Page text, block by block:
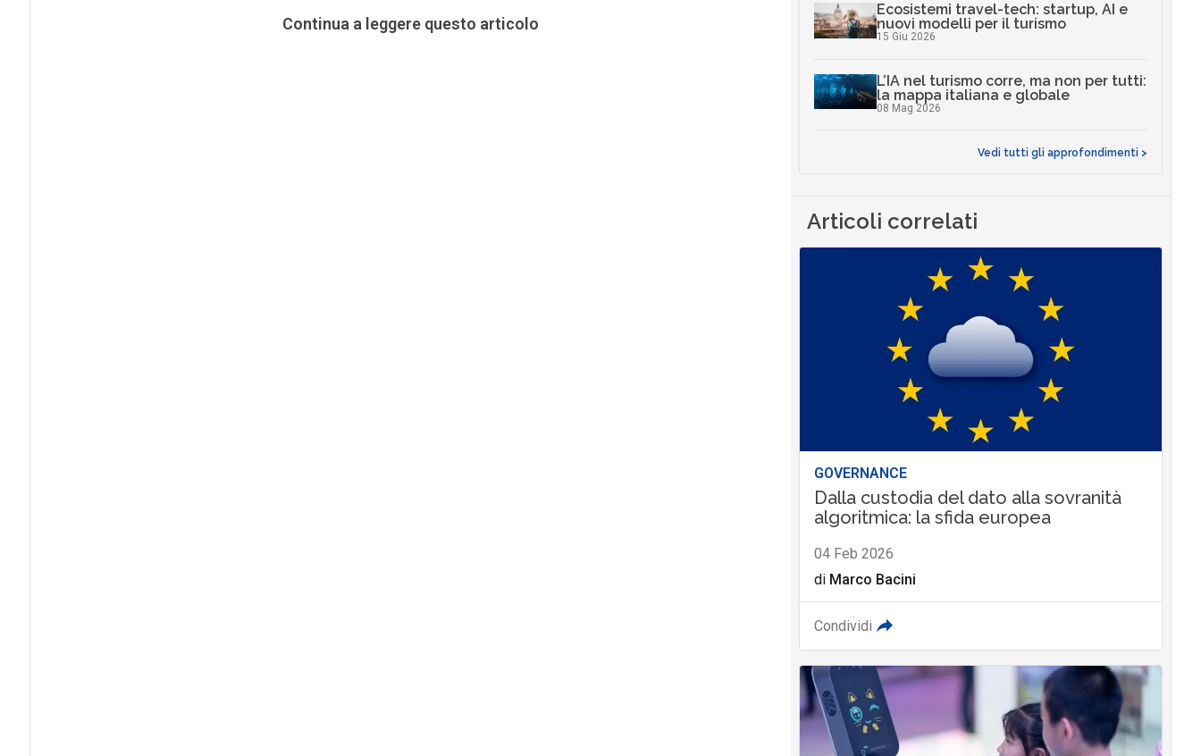
Continua a leggere questo articolo
Ecosistemi travel-tech: startup, AI e
nuovi modelli per il turismo
15 Giu 2026
L’IA nel turismo corre, ma non per tutti:
la mappa italiana e globale
08 Mag 2026
Vedi tutti gli approfondimenti >
Articoli correlati
GOVERNANCE
Dalla custodia del dato alla sovranità
algoritmica: la sfida europea
04 Feb 2026
di Marco Bacini
Condividi